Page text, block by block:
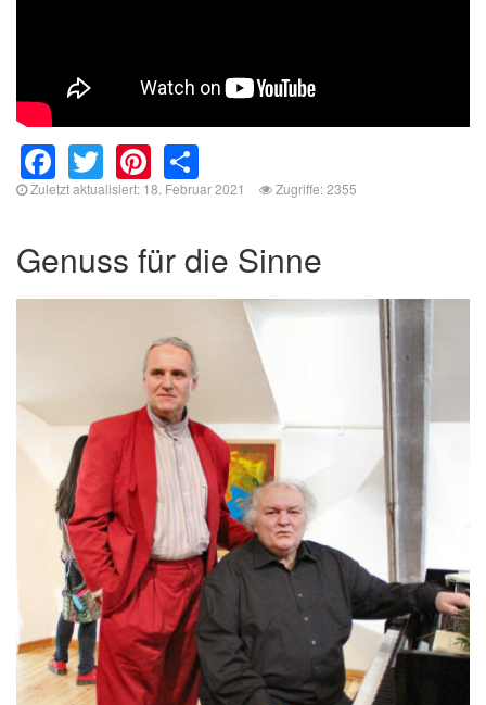
Facebook
TwitterPinterest
Zuletzt aktualisiert: 18. Februar 2021 Zugriffe: 2355
Genuss für die Sinne